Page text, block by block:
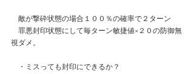
敵が撃砕状態の場合１００％の確率で２ターン
罪悪封印状態にして毎ターン敏捷値×２０の防御無
視ダメ。
・ミスっても封印にできるか？